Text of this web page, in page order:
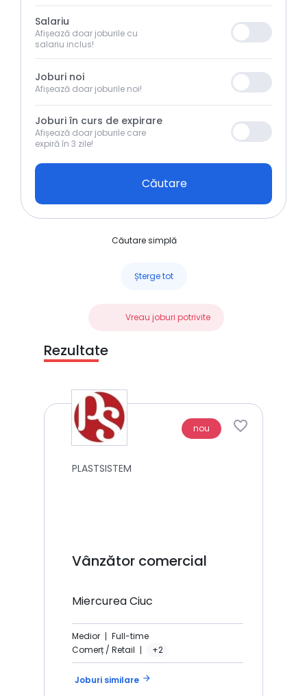
Salariu
Afișează doar joburile cu
salariu inclus!
Joburi noi
Afișează doar joburile noi!
Joburi în curs de expirare
Afișează doar joburile care
expiră în 3 zile!
Căutare
Căutare simplă
Șterge tot
Vreau joburi potrivite
Rezultate
nou
PLASTSISTEM
Vânzător comercial
Miercurea Ciuc
Medior
Full-time
Comerț / Retail
+2
Joburi similare arrow_forward